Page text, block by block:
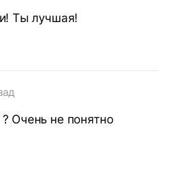
Ты лучшая!
Очень не понятно